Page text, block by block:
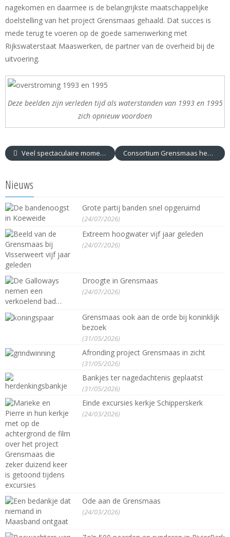
nagekomen en daarmee is de belangrijkste maatschappelijke
doelstelling van het project Grensmaas gehaald. Dat succes is
mede terug te voeren op de goede samenwerking met
Rijkswaterstaat Maaswerken, de partner van de overheid bij de
uitvoering.
Deze beelden zijn verleden tijd als waterstanden van 1993 en 1995
zich opnieuw voordoen
Veel spectaculaire momenten tijdens open dag Consortium Grensmaas heeft de rivier veel meer ruimte gegeven
Nieuws
Grote partij banden snel opgeruimd
(24/07/2026)
Extreem hoogwater vijf jaar geleden
(24/07/2026)
Droogte in Grensmaas
(24/07/2026)
Grensmaas ook aan de orde bij koninklijk
bezoek
(31/05/2026)
Afronding project Grensmaas in zicht
(31/05/2026)
Bankjes ter nagedachtenis geplaatst
(31/05/2026)
Einde excursies kerkje Schipperskerk
(24/03/2026)
Ode aan de Grensmaas
(24/03/2026)